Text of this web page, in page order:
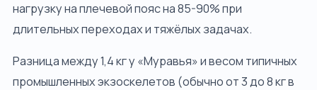
нагрузку на плечевой пояс на 85-90% при
длительных переходах и тяжёлых задачах.
Разница между 1,4 кг у «Муравья» и весом типичных
промышленных экзоскелетов (обычно от 3 до 8 кг в